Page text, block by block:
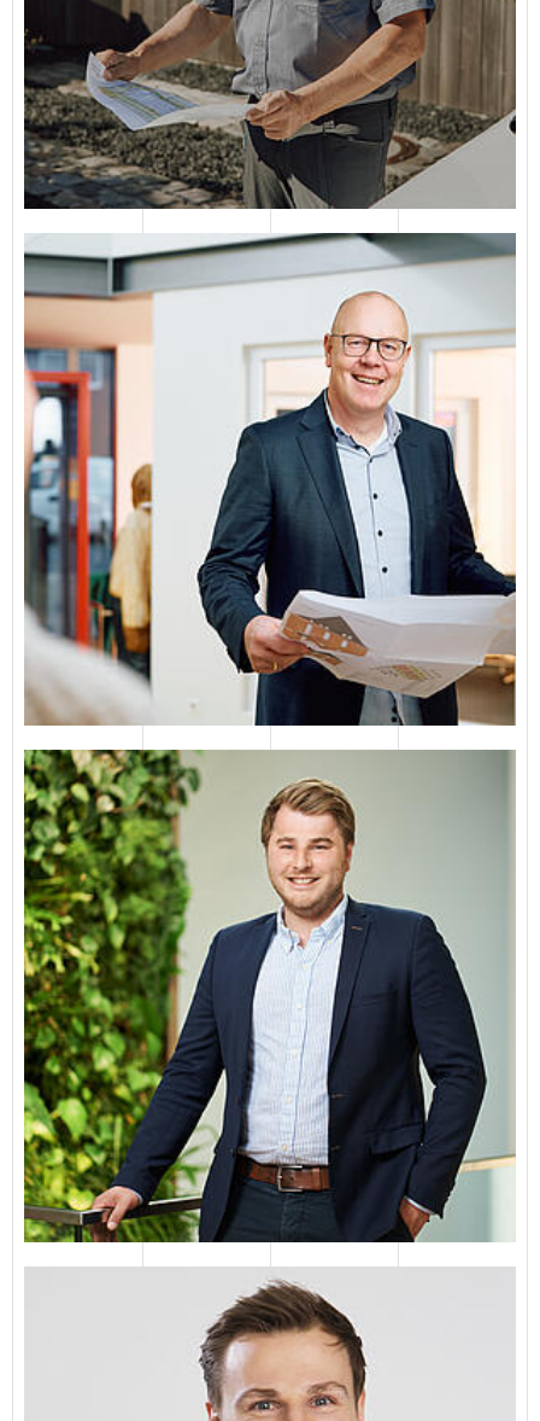
E-Mail senden
Frank Meinert
Diplom-Ingenieur
04651 823115
E-Mail senden
Hans Henning Höft
Bachelor of Engineering
04651 82310‬
Henrik Höft
Master of Science